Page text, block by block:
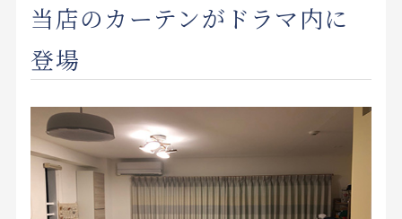
当店のカーテンがドラマ内に
登場